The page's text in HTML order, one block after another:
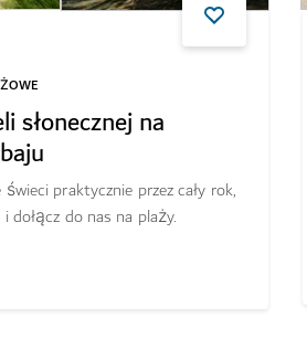
słonecznej na
praktycznie przez cały rok,
dołącz do nas na plaży.